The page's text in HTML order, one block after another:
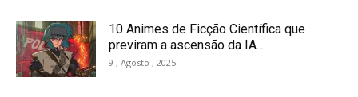
10 Animes de Ficção Científica que
previram a ascensão da IA...
9 , Agosto , 2025